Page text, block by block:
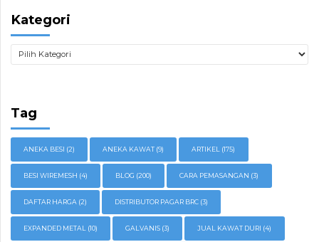
Kategori
Tag
ANEKA BESI (2) ANEKA KAWAT (9) ARTIKEL (175)
BESI WIREMESH (4) BLOG (200) CARA PEMASANGAN (3)
DAFTAR HARGA (2) DISTRIBUTOR PAGAR BRC (3)
EXPANDED METAL (10) GALVANIS (3) JUAL KAWAT DURI (4)